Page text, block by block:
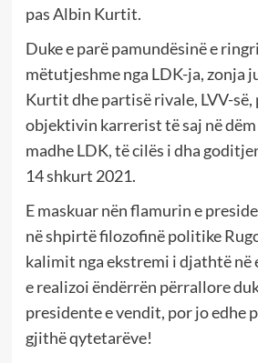
pas Albin Kurtit.
Duke e parë pamundësinë e
mëtutjeshme nga LDK-ja, zonja
Kurtit dhe partisë rivale, LVV-
objektivin karrerist të saj në dëm
madhe LDK, të cilës i dha
14 shkurt 2021.
E maskuar nën flamurin e
në shpirtë filozofinë politike
kalimit nga ekstremi i djathtë në
e realizoi ëndërrën përrallore
presidente e vendit, por jo edhe
gjithë qytetarëve!